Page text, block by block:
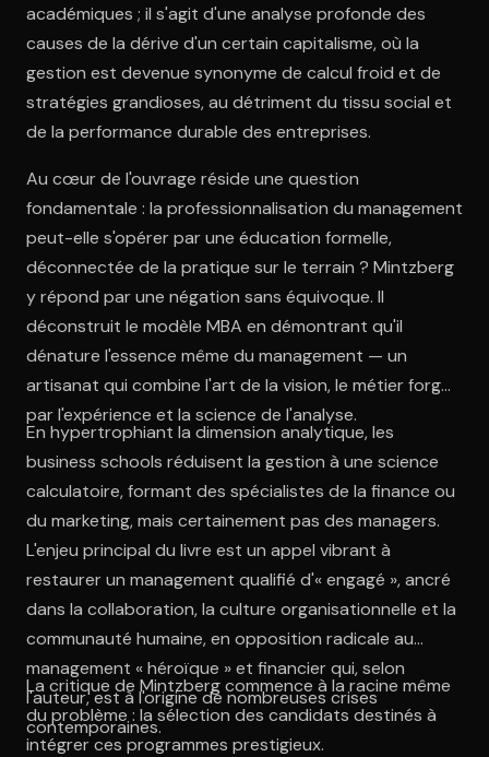
académiques ; il s'agit d'une analyse profonde des
causes de la dérive d'un certain capitalisme, où la
gestion est devenue synonyme de calcul froid et de
stratégies grandioses, au détriment du tissu social et
de la performance durable des entreprises.
Au cœur de l'ouvrage réside une question
fondamentale : la professionnalisation du management
peut-elle s'opérer par une éducation formelle,
déconnectée de la pratique sur le terrain ? Mintzberg
y répond par une négation sans équivoque. Il
déconstruit le modèle MBA en démontrant qu'il
dénature l'essence même du management — un
artisanat qui combine l'art de la vision, le métier forgé
par l'expérience et la science de l'analyse.
En hypertrophiant la dimension analytique, les
business schools réduisent la gestion à une science
calculatoire, formant des spécialistes de la finance ou
du marketing, mais certainement pas des managers.
L'enjeu principal du livre est un appel vibrant à
restaurer un management qualifié d'« engagé », ancré
dans la collaboration, la culture organisationnelle et la
communauté humaine, en opposition radicale au
management « héroïque » et financier qui, selon
l'auteur, est à l'origine de nombreuses crises
contemporaines.
La critique de Mintzberg commence à la racine même
du problème : la sélection des candidats destinés à
intégrer ces programmes prestigieux.